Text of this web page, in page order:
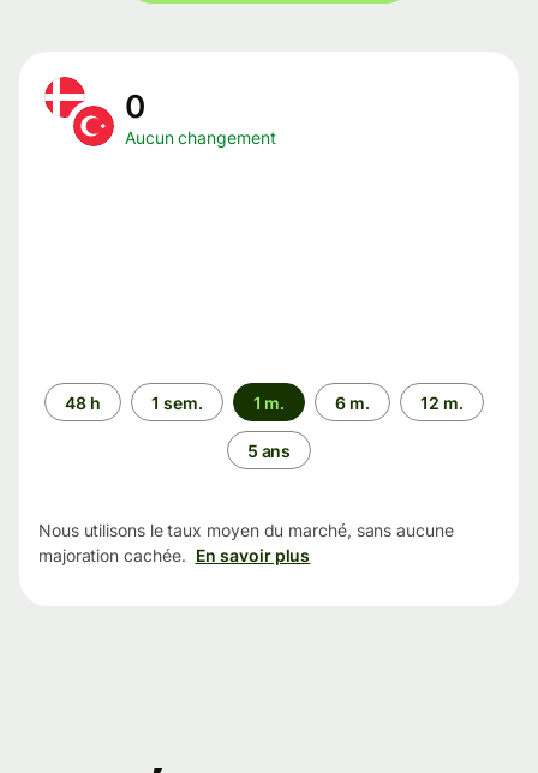
0
Aucun changement
Période
48 h 1 sem. 1 m. 6 m. 12 m.
5 ans
Nous utilisons le taux moyen du marché, sans aucune
majoration cachée. En savoir plus